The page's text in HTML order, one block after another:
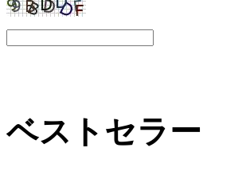
ベストセラー